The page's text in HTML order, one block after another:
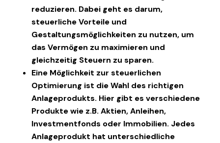
reduzieren. Dabei geht es darum,
steuerliche Vorteile und
Gestaltungsmöglichkeiten zu nutzen, um
das Vermögen zu maximieren und
gleichzeitig Steuern zu sparen.
Eine Möglichkeit zur steuerlichen
Optimierung ist die Wahl des richtigen
Anlageprodukts. Hier gibt es verschiedene
Produkte wie z.B. Aktien, Anleihen,
Investmentfonds oder Immobilien. Jedes
Anlageprodukt hat unterschiedliche